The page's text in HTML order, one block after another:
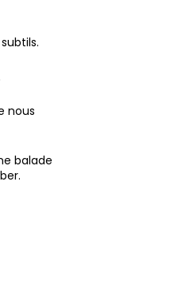
nous
balade